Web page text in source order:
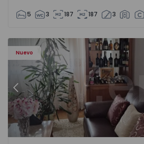
5 3 187 187 3
Nuevo
- 1575635 - 12
Piso de Vivienda T6 Vila Nova de
Anterior